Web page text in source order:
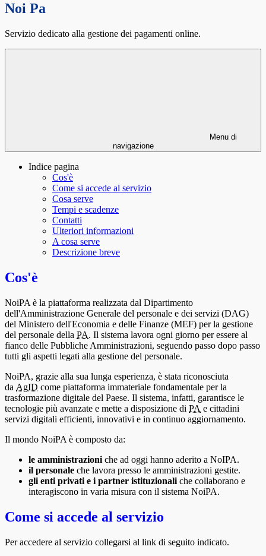
Noi Pa
Servizio dedicato alla gestione dei pagamenti online.
Menu di
navigazione
Indice pagina
Cos'è
Come si accede al servizio
Cosa serve
Tempi e scadenze
Contatti
Ulteriori informazioni
A cosa serve
Descrizione breve
Cos'è
NoiPA è la piattaforma realizzata dal Dipartimento
dell'Amministrazione Generale del personale e dei servizi (DAG)
del Ministero dell'Economia e delle Finanze (MEF) per la gestione
del personale della PA. Il sistema lavora ogni giorno per essere al
fianco delle Pubbliche Amministrazioni, seguendo passo dopo passo
tutti gli aspetti legati alla gestione del personale.
NoiPA, grazie alla sua lunga esperienza, è stata riconosciuta
da AgID come piattaforma immateriale fondamentale per la
trasformazione digitale del Paese. Il sistema, infatti, garantisce le
tecnologie più avanzate e mette a disposizione di PA e cittadini
servizi digitali efficienti, innovativi e in continuo aggiornamento.
Il mondo NoiPA è composto da:
le amministrazioni che ad oggi hanno aderito a NoIPA.
il personale che lavora presso le amministrazioni gestite.
gli enti privati e i partner istituzionali che collaborano e
interagiscono in varia misura con il sistema NoiPA.
Come si accede al servizio
Per accedere al servizio collegarsi al link di seguito indicato.